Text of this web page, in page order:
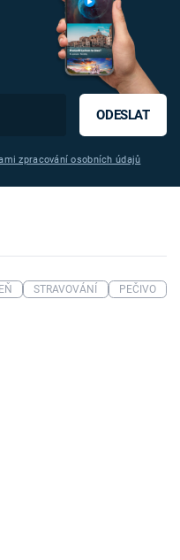
ODESLAT
zpracování osobních údajů
STRAVOVÁNÍ PEČIVO